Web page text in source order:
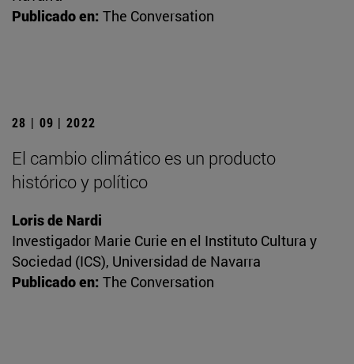
Publicado en: The Conversation
28 | 09 | 2022
El cambio climático es un producto
histórico y político
Loris de Nardi
Investigador Marie Curie en el Instituto Cultura y
Sociedad (ICS), Universidad de Navarra
Publicado en: The Conversation